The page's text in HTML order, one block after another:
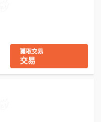
獲取交易
交易